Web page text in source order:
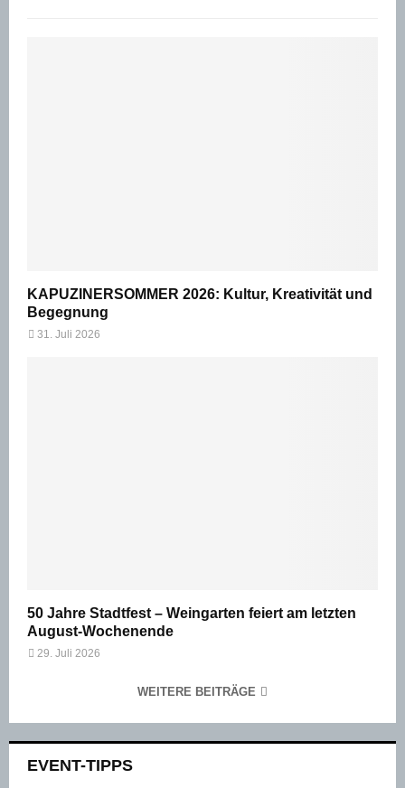
KAPUZINERSOMMER 2026: Kultur, Kreativität und
Begegnung
31. Juli 2026
50 Jahre Stadtfest – Weingarten feiert am letzten
August-Wochenende
29. Juli 2026
WEITERE BEITRÄGE
EVENT-TIPPS